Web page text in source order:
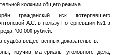
колонии общего режима.
гражданский иск потерпевшего
А.С. в пользуПотерпевший №1 в
700 000 рублей.
судьба вещественных доказательств.
изучив материалы уголовного дела,